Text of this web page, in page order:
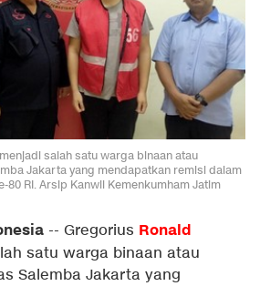
salah satu warga binaan atau
Jakarta yang mendapatkan remisi dalam
80 RI. Arsip Kanwil Kemenkumham Jatim
-- Gregorius Ronald
satu warga binaan atau
Salemba Jakarta yang